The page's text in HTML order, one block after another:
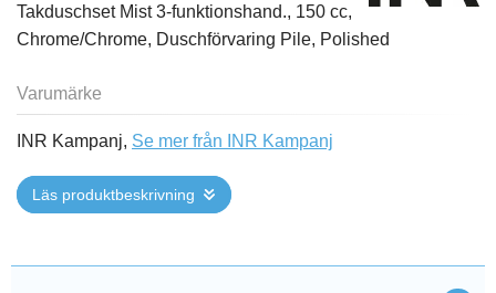
Takduschset Mist 3-funktionshand., 150 cc,
Chrome/Chrome, Duschförvaring Pile, Polished
Varumärke
INR Kampanj, Se mer från INR Kampanj
Läs produktbeskrivning